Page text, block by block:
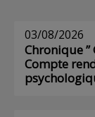
03/08/2026
Chronique ”
Compte